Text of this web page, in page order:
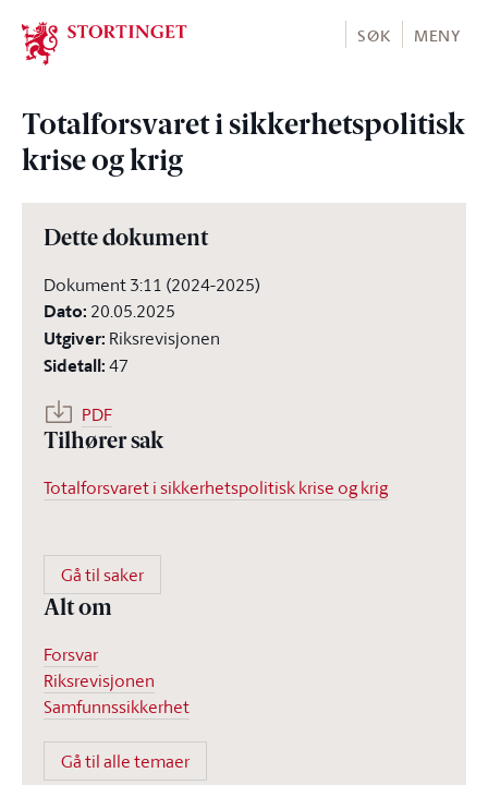
Stortinget.no
SØK MENY
Totalforsvaret i sikkerhetspolitisk
krise og krig
Dette dokument
Dokument 3:11 (2024-2025)
Dato: 20.05.2025
Utgiver: Riksrevisjonen
Sidetall:47
PDF
Tilhører sak
Totalforsvaret i sikkerhetspolitisk krise og krig
Gå til saker
Alt om
Forsvar
Riksrevisjonen
Samfunnssikkerhet
Gå til alle temaer